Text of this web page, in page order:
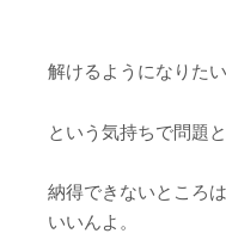
解けるようになりたい
という気持ちで問題
納得できないところ
いいんよ。